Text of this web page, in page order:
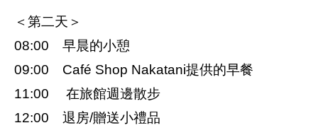
＜第二天＞
08:00 早晨的小憩
09:00 Café Shop Nakatani提供的早餐
11:00 在旅館週邊散步
12:00 退房/贈送小禮品